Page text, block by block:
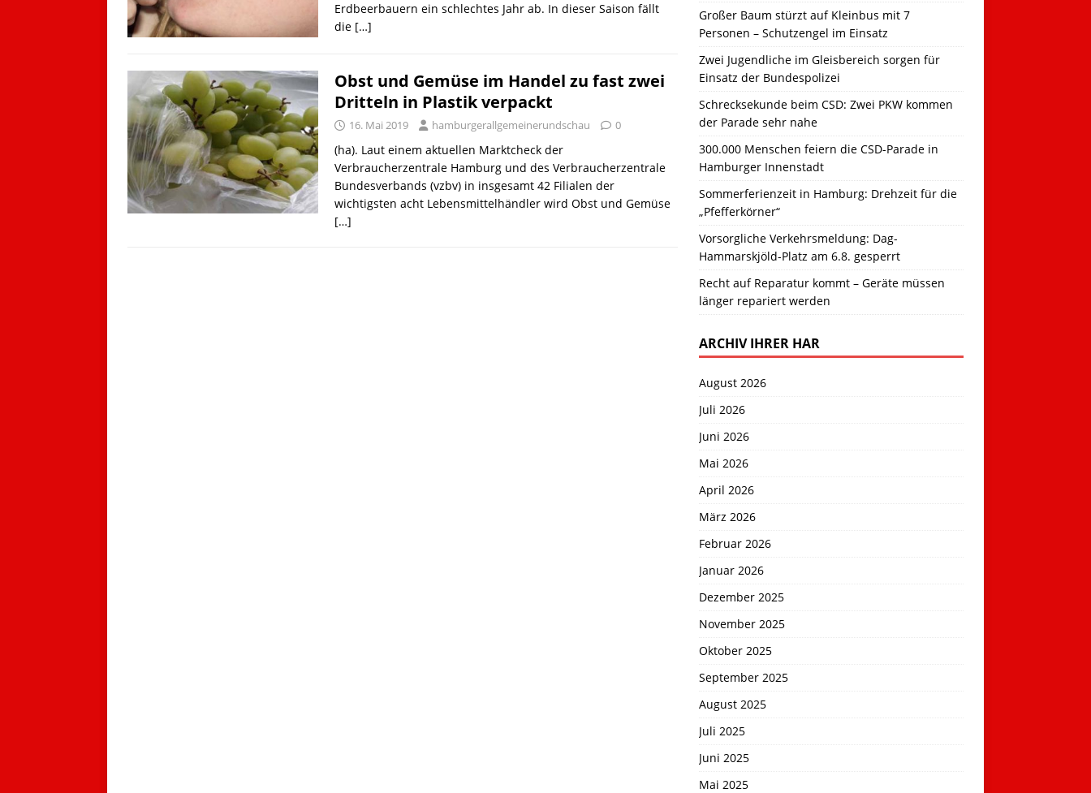
Erdbeerbauern ein schlechtes Jahr ab. In dieser Saison fällt
die […]
Obst und Gemüse im Handel zu fast zwei
Dritteln in Plastik verpackt
16. Mai 2019 hamburgerallgemeinerundschau 0
(ha). Laut einem aktuellen Marktcheck der
Verbraucherzentrale Hamburg und des Verbraucherzentrale
Bundesverbands (vzbv) in insgesamt 42 Filialen der
wichtigsten acht Lebensmittelhändler wird Obst und Gemüse
[…]
Großer Baum stürzt auf Kleinbus mit 7
Personen – Schutzengel im Einsatz
Zwei Jugendliche im Gleisbereich sorgen für
Einsatz der Bundespolizei
Schrecksekunde beim CSD: Zwei PKW kommen
der Parade sehr nahe
300.000 Menschen feiern die CSD-Parade in
Hamburger Innenstadt
Sommerferienzeit in Hamburg: Drehzeit für die
„Pfefferkörner“
Vorsorgliche Verkehrsmeldung: Dag-
Hammarskjöld-Platz am 6.8. gesperrt
Recht auf Reparatur kommt – Geräte müssen
länger repariert werden
ARCHIV IHRER HAR
August 2026
Juli 2026
Juni 2026
Mai 2026
April 2026
März 2026
Februar 2026
Januar 2026
Dezember 2025
November 2025
Oktober 2025
September 2025
August 2025
Juli 2025
Juni 2025
Mai 2025